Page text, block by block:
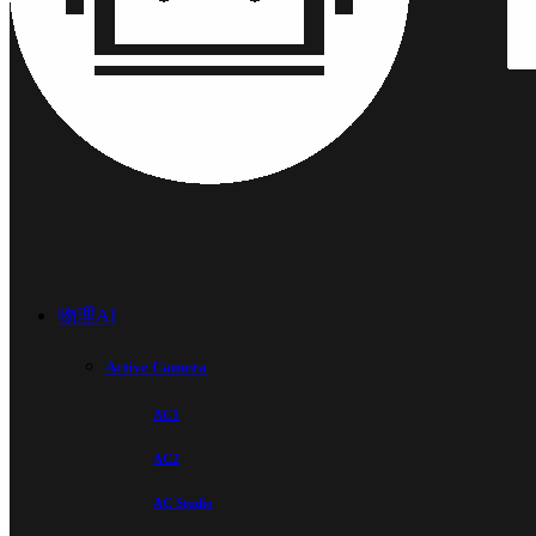
物理AI
Active Camera
AC1
AC2
AC Studio